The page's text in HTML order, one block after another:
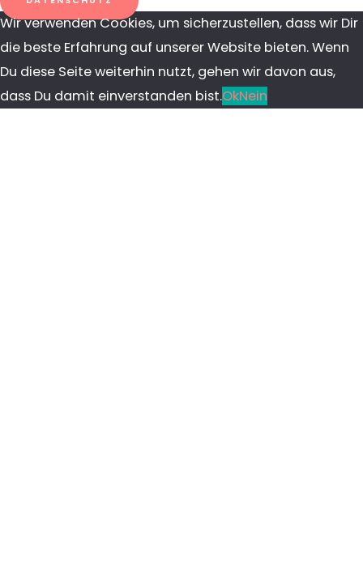
Wir verwenden Cookies, um sicherzustellen, dass wir Dir
die beste Erfahrung auf unserer Website bieten. Wenn
Du diese Seite weiterhin nutzt, gehen wir davon aus,
dass Du damit einverstanden bist.OkNein